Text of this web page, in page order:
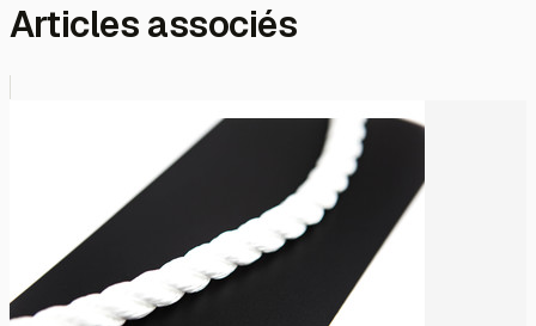
Articles associés